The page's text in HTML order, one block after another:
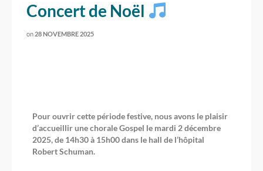
Concert de Noël
on 28 NOVEMBRE 2025
Pour ouvrir cette période festive, nous avons le plaisir
d’accueillir une chorale Gospel le mardi 2 décembre
2025, de 14h30 à 15h00 dans le hall de l’hôpital
Robert Schuman.